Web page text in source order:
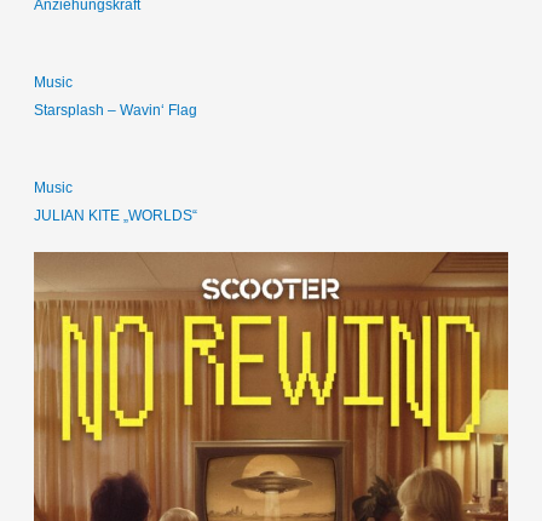
Anziehungskraft
Music
Starsplash – Wavin‘ Flag
Music
JULIAN KITE „WORLDS“